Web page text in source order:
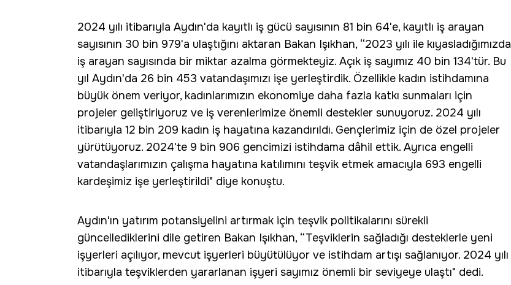
2024 yılı itibarıyla Aydın'da kayıtlı iş gücü sayısının 81 bin 64'e, kayıtlı iş arayan
sayısının 30 bin 979'a ulaştığını aktaran Bakan Işıkhan, “2023 yılı ile kıyasladığımızda
iş arayan sayısında bir miktar azalma görmekteyiz. Açık iş sayımız 40 bin 134'tür. Bu
yıl Aydın'da 26 bin 453 vatandaşımızı işe yerleştirdik. Özellikle kadın istihdamına
büyük önem veriyor, kadınlarımızın ekonomiye daha fazla katkı sunmaları için
projeler geliştiriyoruz ve iş verenlerimize önemli destekler sunuyoruz. 2024 yılı
itibarıyla 12 bin 209 kadın iş hayatına kazandırıldı. Gençlerimiz için de özel projeler
yürütüyoruz. 2024'te 9 bin 906 gencimizi istihdama dâhil ettik. Ayrıca engelli
vatandaşlarımızın çalışma hayatına katılımını teşvik etmek amacıyla 693 engelli
kardeşimiz işe yerleştirildi" diye konuştu.
Aydın'ın yatırım potansiyelini artırmak için teşvik politikalarını sürekli
güncellediklerini dile getiren Bakan Işıkhan, “Teşviklerin sağladığı desteklerle yeni
işyerleri açılıyor, mevcut işyerleri büyütülüyor ve istihdam artışı sağlanıyor. 2024 yılı
itibarıyla teşviklerden yararlanan işyeri sayımız önemli bir seviyeye ulaştı" dedi.